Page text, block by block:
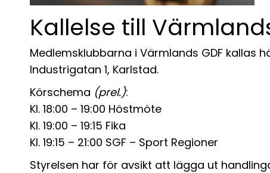
Kallelse till
Medlemsklubbarna i Värmlands GDF kallas
Industrigatan 1, Karlstad.
Körschema (prel.):
Kl. 18:00 – 19:00 Höstmöte
Kl. 19:00 – 19:15 Fika
Kl. 19:15 – 21:00 SGF – Sport Regioner
Styrelsen har för avsikt att lägga ut